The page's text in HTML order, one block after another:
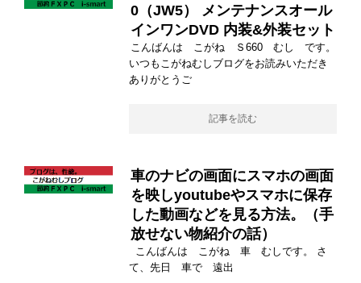
0（JW5） メンテナンスオール
インワンDVD 内装&外装セット
こんばんは こがね Ｓ660 むし です。
いつもこがねむしブログをお読みいただき
ありがとうご
記事を読む
車のナビの画面にスマホの画面
を映しyoutubeやスマホに保存
した動画などを見る方法。（手
放せない物紹介の話）
こんばんは こがね 車 むしです。 さ
て、先日 車で 遠出